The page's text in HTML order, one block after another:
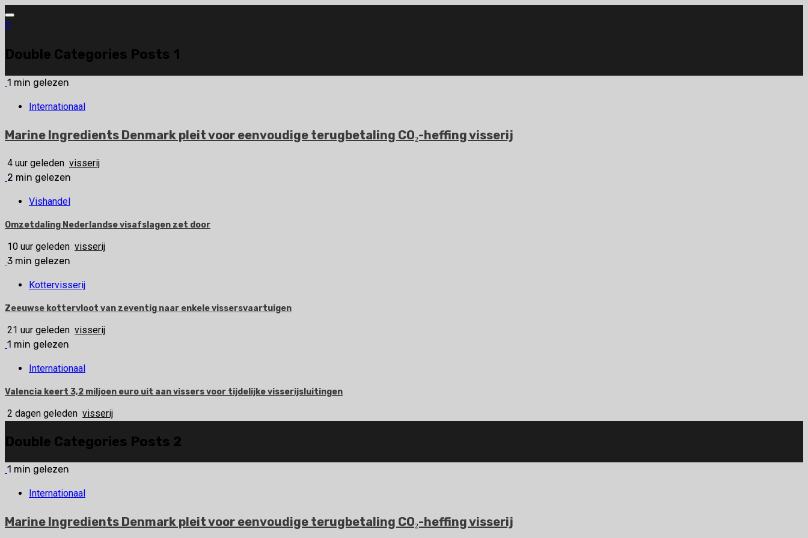
Ga
naar
inhoud
Double Categories Posts 1
1 min gelezen
Internationaal
Marine Ingredients Denmark pleit voor eenvoudige terugbetaling CO₂-heffing visserij
4 uur geleden visserij
2 min gelezen
Vishandel
Omzetdaling Nederlandse visafslagen zet door
10 uur geleden visserij
3 min gelezen
Kottervisserij
Zeeuwse kottervloot van zeventig naar enkele vissersvaartuigen
21 uur geleden visserij
1 min gelezen
Internationaal
Valencia keert 3,2 miljoen euro uit aan vissers voor tijdelijke visserijsluitingen
2 dagen geleden visserij
Double Categories Posts 2
1 min gelezen
Internationaal
Marine Ingredients Denmark pleit voor eenvoudige terugbetaling CO₂-heffing visserij